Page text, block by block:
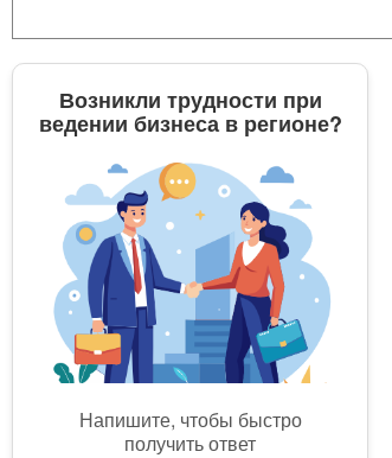
Возникли трудности при
ведении бизнеса в регионе?
Напишите, чтобы быстро
получить ответ